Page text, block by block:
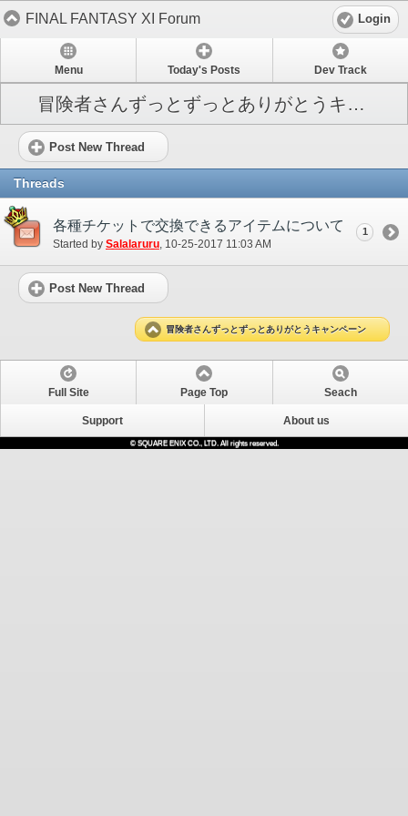
FINAL FANTASY XI Forum Login
Menu Today's Posts Dev Track
冒険者さんずっとずっとありがとうキャンペーン
Post New Thread
Threads
各種チケットで交換できるアイテムについて
Started by Salalaruru‎, 10-25-2017 11:03 AM
1
Post New Thread
冒険者さんずっとずっとありがとうキャンペーン
Full Site Page Top Seach
Support About us
© SQUARE ENIX CO., LTD. All rights reserved.